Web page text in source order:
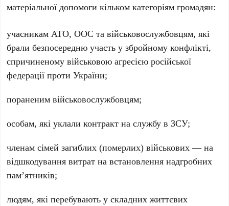
матеріальної допомоги кільком категоріям громадян:
учасникам АТО, ООС та військовослужбовцям, які
брали безпосередню участь у збройному конфлікті,
спричиненому військовою агресією російської
федерації проти України;
пораненим військовослужбовцям;
особам, які уклали контракт на службу в ЗСУ;
членам сімей загиблих (померлих) військових — на
відшкодування витрат на встановлення надгробних
пам’ятників;
людям, які перебувають у складних життєвих